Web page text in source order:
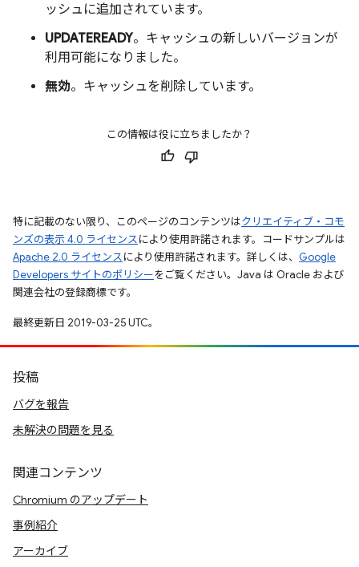
ッシュに追加されています。
UPDATEREADY。キャッシュの新しいバージョンが
利用可能になりました。
無効。キャッシュを削除しています。
この情報は役に立ちましたか？
特に記載のない限り、このページのコンテンツはクリエイティブ・コモ
ンズの表示 4.0 ライセンスにより使用許諾されます。コードサンプルは
Apache 2.0 ライセンスにより使用許諾されます。詳しくは、 Google
Developers サイトのポリシーをご覧ください。Java は Oracle および
関連会社の登録商標です。
最終更新日 2019-03-25 UTC。
投稿
バグを報告
未解決の問題を見る
関連コンテンツ
Chromium のアップデート
事例紹介
アーカイブ